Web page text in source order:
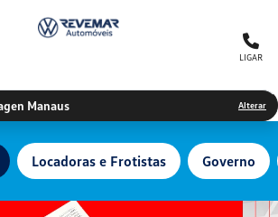
LIGAR
Manaus Alterar
Locadoras e Frotistas Governo